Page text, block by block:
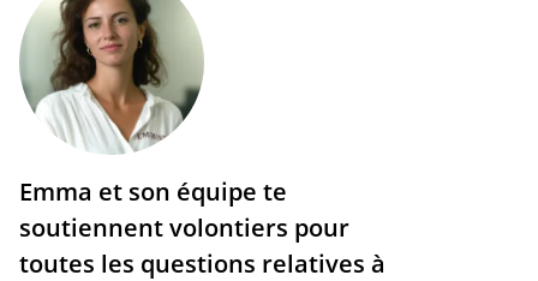
Emma et son équipe te
soutiennent volontiers pour
toutes les questions relatives à